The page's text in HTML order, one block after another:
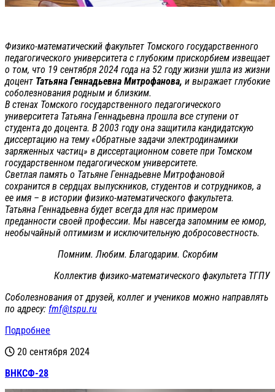
Физико-математический факультет Томского государственного
педагогического университета с глубоким прискорбием извещает
о том, что 19 сентября 2024 года на 52 году жизни ушла из жизни
доцент Татьяна Геннадьевна Митрофанова, и выражает глубокие
соболезнования родным и близким.
В стенах Томского государственного педагогического
университета Татьяна Геннадьевна прошла все ступени от
студента до доцента. В 2003 году она защитила кандидатскую
диссертацию на тему «Обратные задачи электродинамики
заряженных частиц» в диссертационном совете при Томском
государственном педагогическом университете.
Светлая память о Татьяне Геннадьевне Митрофановой
сохранится в сердцах выпускников, студентов и сотрудников, а
ее имя – в истории физико-математического факультета.
Татьяна Геннадьевна будет всегда для нас примером
преданности своей профессии. Мы навсегда запомним ее юмор,
необычайный оптимизм и исключительную добросовестность.
Помним. Любим. Благодарим. Скорбим
Коллектив физико-математического факультета ТГПУ
Соболезнования от друзей, коллег и учеников можно направлять
по адресу: fmf@tspu.ru
Подробнее
20 сентября 2024
ВНКСФ-28